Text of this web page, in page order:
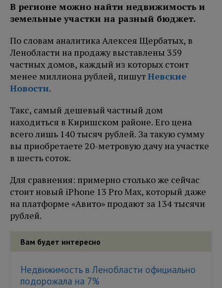
В регионе можно найти недвижимость и
земельные участки на разный бюджет.
По словам аналитика Алексея Щербатых, в
Ленобласти на продажу выставлены 359
частных домов, каждый из которых стоит
менее миллиона рублей, пишутНевские
Новости.
Такс, самый дешевый частный дом
находиться в Киришском районе. Его цена
всего лишь 140 тысяч рублей. За такую сумму
вы приобретаете 20-метровую дачу на участке
в шесть соток.
Для сравнения: примерно столько же сейчас
стоит новый iPhone 13 Pro Max, который даже
на платформе «Авито» продают за 134 тысячи
рублей.
Вам будет интересно
Недвижимость в Ленобласти официально
подорожала на 7%